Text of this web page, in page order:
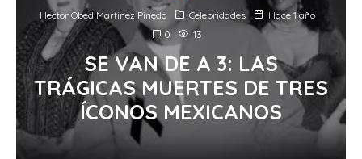
Hector Obed Martinez Pinedo Celebridades
Hace 1 año
0
13
SE VAN DE A 3: LAS
TRÁGICAS MUERTES DE TRES
ÍCONOS MEXICANOS